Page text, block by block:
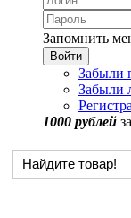
Запомнить
Войти
Забыли
Забыли
1000 рублей